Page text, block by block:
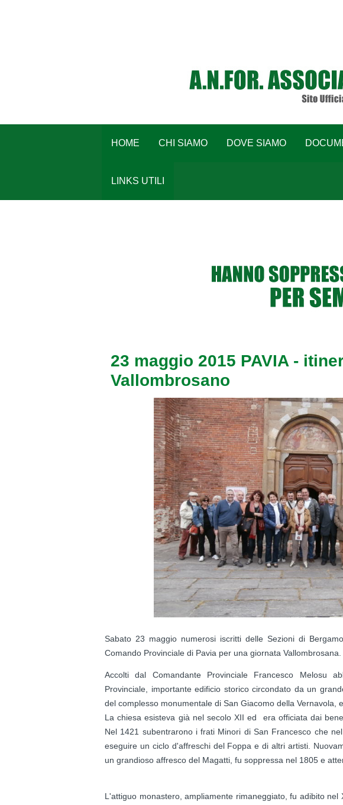
HOME CHI SIAMO DOVE SIAMO
LINKS UTILI
23 maggio 2015 PAVIA -
Vallombrosano
Sabato 23 maggio numerosi iscritti delle Sezioni di
Comando Provinciale di Pavia per una giornata Vallombrosana.
Accolti dal Comandante Provinciale Francesco Melosu
Provinciale, importante edificio storico circondato da un
del complesso monumentale di San Giacomo della Vernavola,
La chiesa esisteva già nel secolo XII ed era officiata dai
Nel 1421 subentrarono i frati Minori di San Francesco che
eseguire un ciclo d'affreschi del Foppa e di altri artisti.
un grandioso affresco del Magatti, fu soppressa nel 1805 e
L'attiguo monastero, ampliamente rimaneggiato, fu adibito nel